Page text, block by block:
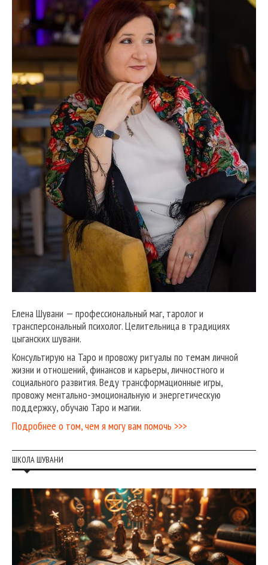
Елена Шувани — профессиональный маг, таролог и
трансперсональный психолог. Целительница в традициях
цыганских шувани.
Консультирую на Таро и провожу ритуалы по темам личной
жизни и отношений, финансов и карьеры, личностного и
социального развития. Веду трансформационные игры,
провожу ментально-эмоциональную и энергетическую
поддержку, обучаю Таро и магии.
Подробнее о том, чем я могу вам помочь >>>
ШКОЛА ШУВАНИ